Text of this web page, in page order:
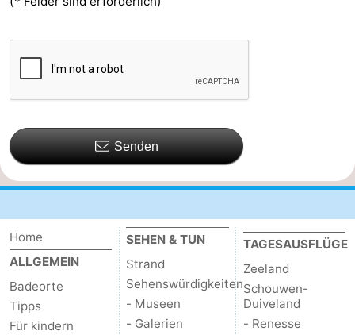
Senden
Home
ALLGEMEIN
Badeorte
Tipps
Für kindern
SEHEN & TUN
Strand
Sehenswürdigkeiten
- Museen
- Galerien
TAGESAUSFLÜGE
Zeeland
Schouwen-
Duiveland
- Renesse